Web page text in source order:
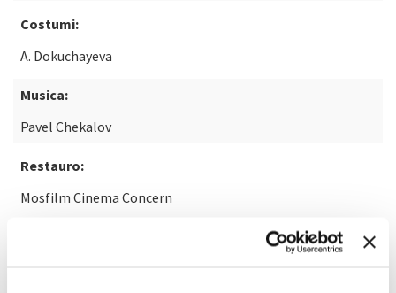
Costumi:
A. Dokuchayeva
Musica:
Pavel Chekalov
Restauro:
Mosfilm Cinema Concern